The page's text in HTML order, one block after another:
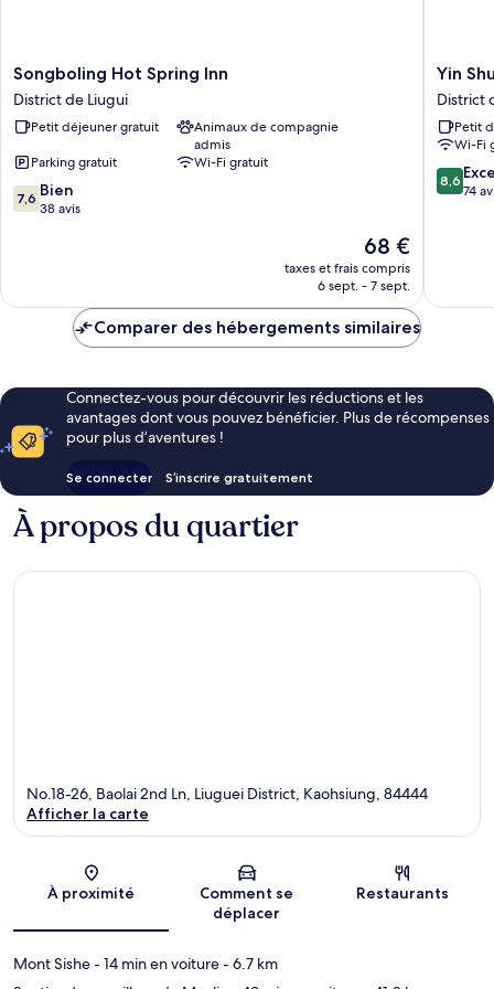
Songboling
Hot
Spring
Inn
de
Liugui
Songboling Hot Spring Inn
District de Liugui
Petit déjeuner gratuit
Animaux de compagnie
admis
Parking gratuit
Wi-Fi gratuit
7.6
sur
7,6 Bien
38 avis
Le
nouveau
prix
de
68 €
taxes et frais compris
6 sept. - 7 sept.
Yin
Shui
Han
Motel
District
de
Hunei
Yin
District
Petit
Wi-Fi
8.6
sur
8,6
74
Comparer des hébergements similaires
Connectez-vous pour découvrir les réductions et les
avantages dont vous pouvez bénéficier. Plus de récompenses
pour plus d’aventures !
Se connecter S’inscrire gratuitement
À propos du quartier
Carte
No.18-26, Baolai 2nd Ln, Liuguei District, Kaohsiung, 84444
Afficher la carte
À proximité
Comment se
déplacer
Restaurants
Mont Sishe- 14 min en voiture- 6.7 km